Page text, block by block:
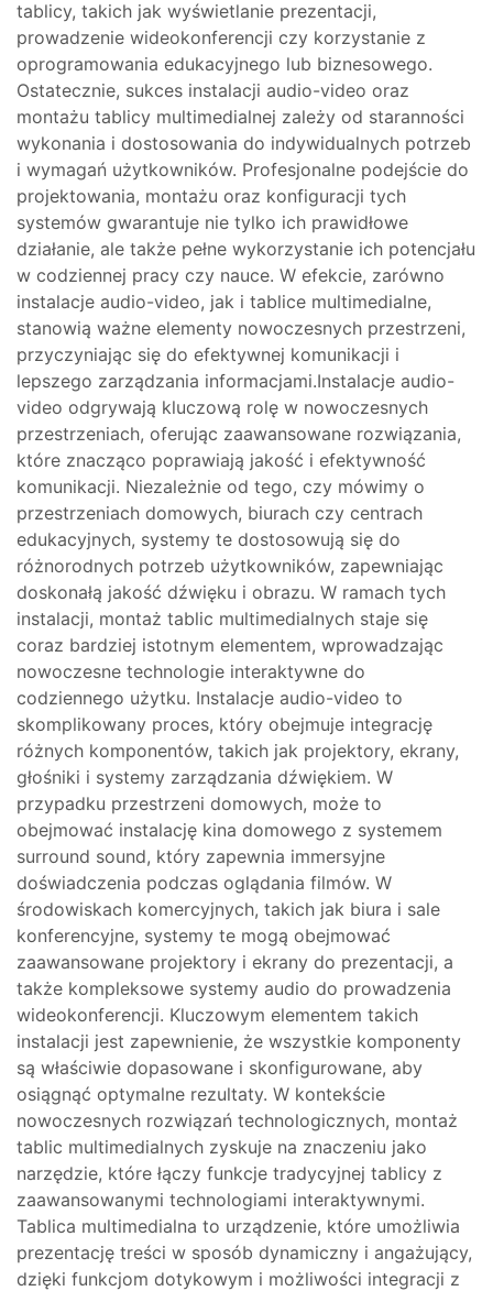
tablicy, takich jak wyświetlanie prezentacji,
prowadzenie wideokonferencji czy korzystanie z
oprogramowania edukacyjnego lub biznesowego.
Ostatecznie, sukces instalacji audio-video oraz
montażu tablicy multimedialnej zależy od staranności
wykonania i dostosowania do indywidualnych potrzeb
i wymagań użytkowników. Profesjonalne podejście do
projektowania, montażu oraz konfiguracji tych
systemów gwarantuje nie tylko ich prawidłowe
działanie, ale także pełne wykorzystanie ich potencjału
w codziennej pracy czy nauce. W efekcie, zarówno
instalacje audio-video, jak i tablice multimedialne,
stanowią ważne elementy nowoczesnych przestrzeni,
przyczyniając się do efektywnej komunikacji i
lepszego zarządzania informacjami.Instalacje audio-
video odgrywają kluczową rolę w nowoczesnych
przestrzeniach, oferując zaawansowane rozwiązania,
które znacząco poprawiają jakość i efektywność
komunikacji. Niezależnie od tego, czy mówimy o
przestrzeniach domowych, biurach czy centrach
edukacyjnych, systemy te dostosowują się do
różnorodnych potrzeb użytkowników, zapewniając
doskonałą jakość dźwięku i obrazu. W ramach tych
instalacji, montaż tablic multimedialnych staje się
coraz bardziej istotnym elementem, wprowadzając
nowoczesne technologie interaktywne do
codziennego użytku. Instalacje audio-video to
skomplikowany proces, który obejmuje integrację
różnych komponentów, takich jak projektory, ekrany,
głośniki i systemy zarządzania dźwiękiem. W
przypadku przestrzeni domowych, może to
obejmować instalację kina domowego z systemem
surround sound, który zapewnia immersyjne
doświadczenia podczas oglądania filmów. W
środowiskach komercyjnych, takich jak biura i sale
konferencyjne, systemy te mogą obejmować
zaawansowane projektory i ekrany do prezentacji, a
także kompleksowe systemy audio do prowadzenia
wideokonferencji. Kluczowym elementem takich
instalacji jest zapewnienie, że wszystkie komponenty
są właściwie dopasowane i skonfigurowane, aby
osiągnąć optymalne rezultaty. W kontekście
nowoczesnych rozwiązań technologicznych, montaż
tablic multimedialnych zyskuje na znaczeniu jako
narzędzie, które łączy funkcje tradycyjnej tablicy z
zaawansowanymi technologiami interaktywnymi.
Tablica multimedialna to urządzenie, które umożliwia
prezentację treści w sposób dynamiczny i angażujący,
dzięki funkcjom dotykowym i możliwości integracji z